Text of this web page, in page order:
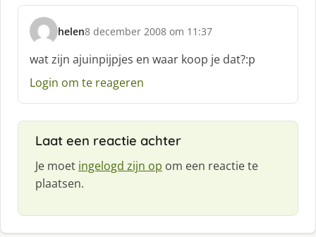
helen
s
h
r
8 december 2008 om 11:37
wat zijn ajuinpijpjes en waar koop je dat?:p
Login om te reageren
Laat een reactie achter
Je moet ingelogd zijn op om een reactie te
plaatsen.